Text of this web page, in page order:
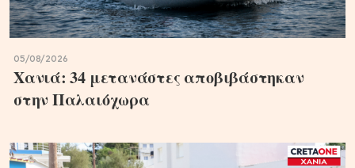
05/08/2026
Χανιά: 34 μετανάστες αποβιβάστηκαν
στην Παλαιόχωρα